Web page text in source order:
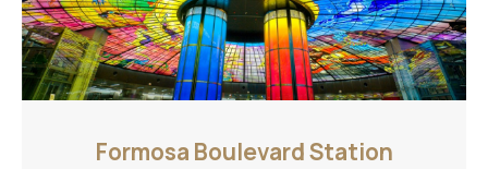
Formosa Boulevard Station